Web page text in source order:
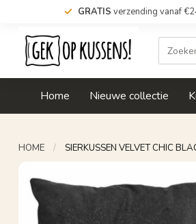
GRATIS verzending vanaf
Home Nieuwe collectie
HOME / SIERKUSSEN VELVET CHIC